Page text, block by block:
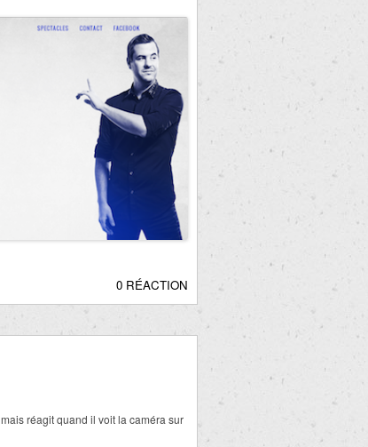
0 RÉACTION
réagit quand il voit la caméra sur